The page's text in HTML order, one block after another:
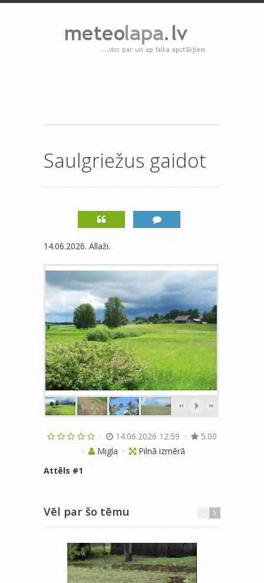
Saulgriežus gaidot
14.06.2026. Allaži.
· 14.06.2026 12:59 ·
5.00
·
Migla ·
Pilnā izmērā
Attēls #1
Vēl par šo tēmu